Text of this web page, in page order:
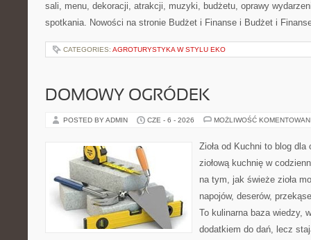
sali, menu, dekoracji, atrakcji, muzyki, budżetu, oprawy
spotkania. Nowości na stronie Budżet i Finanse i Budżet i
CATEGORIES: AGROTURYSTYKA W STYLU EKO
DOMOWY OGRÓDEK
POSTED BY ADMIN CZE - 6 - 2026 MOŻLIWOŚĆ
Zioła od Kuchni to blog
ziołową kuchnię w
na tym, jak świeże zioła
napojów, deserów,
To kulinarna baza wiedzy,
dodatkiem do dań, lecz